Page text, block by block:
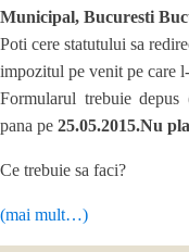
Municipal, Bucuresti
Poti cere statutului sa
impozitul pe venit pe care
Formularul trebuie depus
pana pe 25.05.2015.Nu
Ce trebuie sa faci?
(mai mult…)